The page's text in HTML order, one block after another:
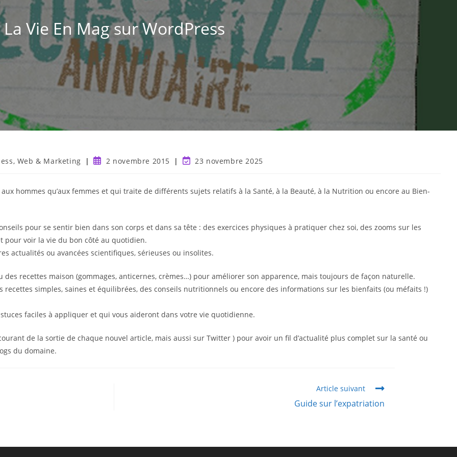
La Vie En Mag sur WordPress
Web & Marketing 2 novembre 2015 23 novembre 2025
hommes qu’aux femmes et qui traite de différents sujets relatifs à la Santé, à la Beauté, à la Nutrition ou encore au Bien-
pour se sentir bien dans son corps et dans sa tête : des exercices physiques à pratiquer chez soi, des zooms sur les
pour voir la vie du bon côté au quotidien.
actualités ou avancées scientifiques, sérieuses ou insolites.
recettes maison (gommages, anticernes, crèmes…) pour améliorer son apparence, mais toujours de façon naturelle.
simples, saines et équilibrées, des conseils nutritionnels ou encore des informations sur les bienfaits (ou méfaits !)
faciles à appliquer et qui vous aideront dans votre vie quotidienne.
de la sortie de chaque nouvel article, mais aussi sur Twitter ) pour avoir un fil d’actualité plus complet sur la santé ou
du domaine.
Article suivant
Guide sur l’expatriation